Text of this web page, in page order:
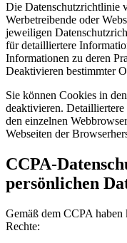
Die Datenschutzrichtlinie
Werbetreibende oder
jeweiligen
für detailliertere
Informationen zu deren
Deaktivieren bestimmter
Sie können Cookies in
deaktivieren.
den einzelnen
Webseiten der
CCPA-
persönlichen
Gemäß dem CCPA
Rechte: